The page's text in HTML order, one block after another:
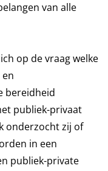
van alle
op de vraag welke
bereidheid
publiek-privaat
onderzocht zij of
in een
publiek-private